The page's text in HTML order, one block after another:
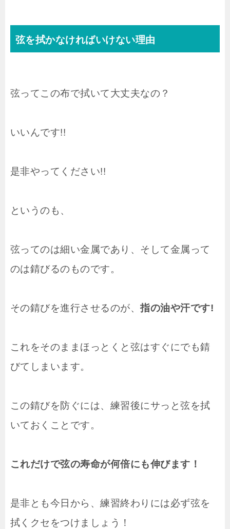
弦を拭かなければいけない理由
弦ってこの布で拭いて大丈夫なの？
いいんです!!
是非やってください!!
というのも、
弦ってのは細い金属であり、そして金属って
のは錆びるのものです。
その錆びを進行させるのが、指の油や汗です!
これをそのままほっとくと弦はすぐにでも錆
びてしまいます。
この錆びを防ぐには、練習後にサっと弦を拭
いておくことです。
これだけで弦の寿命が何倍にも伸びます！
是非とも今日から、練習終わりには必ず弦を
拭くクセをつけましょう！